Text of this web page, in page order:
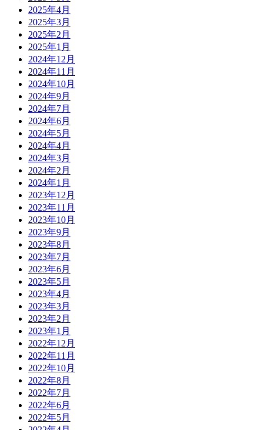
2025年4月
2025年3月
2025年2月
2025年1月
2024年12月
2024年11月
2024年10月
2024年9月
2024年7月
2024年6月
2024年5月
2024年4月
2024年3月
2024年2月
2024年1月
2023年12月
2023年11月
2023年10月
2023年9月
2023年8月
2023年7月
2023年6月
2023年5月
2023年4月
2023年3月
2023年2月
2023年1月
2022年12月
2022年11月
2022年10月
2022年8月
2022年7月
2022年6月
2022年5月